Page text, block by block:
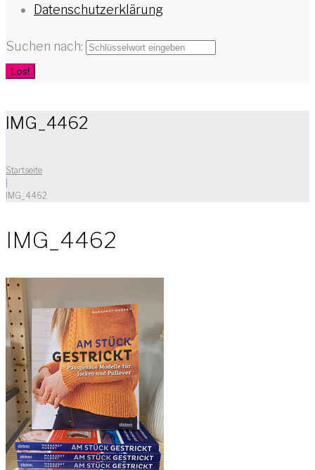
Datenschutzerklärung
Suchen nach:
Los!
IMG_4462
Startseite
IMG_4462
IMG_4462